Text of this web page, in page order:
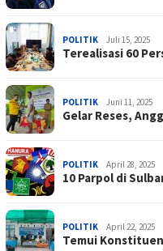
POLITIK Juli 15, 2025
Terealisasi 60
POLITIK Juni 11, 2025
Gelar Reses,
POLITIK April 28, 2025
10 Parpol di
POLITIK April 22, 2025
Temui